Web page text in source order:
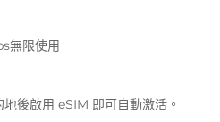
無限使用
後啟用 eSIM 即可自動激活。